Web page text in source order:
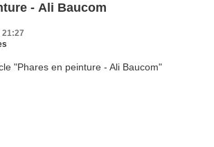
- Ali Baucom
21:27